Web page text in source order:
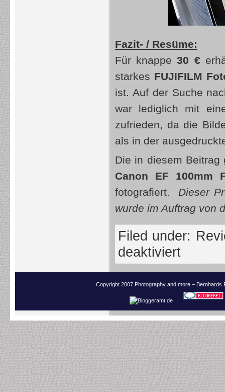
Fazit- / Resüme:
Für knappe30 €
starkes FUJIFILM
ist. Auf der Suche
war lediglich mit
zufrieden, da die
als in der
Die in diesem
Canon EF 100mm
fotografiert.Dieser
wurde im Auftrag von
Filed under:
deaktiviert
Copyright 2007 Photography and more –